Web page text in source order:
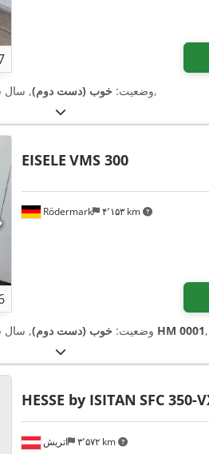
وضعیت: خوب (دست دوم), سال ,
Rödermark ۴٬۱۵۳ km
EISELE VMS 300
وضعیت: خوب (دست دوم), سال 4110 HM 0001,
اتریش ۳٬۵۷۲ km
HESSE by ISITAN SFC 350-